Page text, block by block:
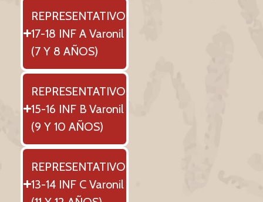
REPRESENTATIVO
17-18 INF A Varonil
(7 Y 8 AÑOS)
REPRESENTATIVO
15-16 INF B Varonil
(9 Y 10 AÑOS)
REPRESENTATIVO
13-14 INF C Varonil